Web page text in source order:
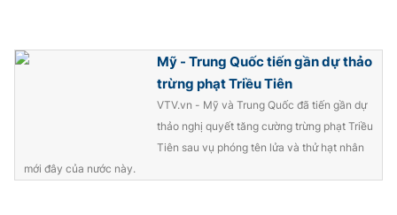
Mỹ - Trung Quốc tiến gần dự thảo
trừng phạt Triều Tiên
VTV.vn - Mỹ và Trung Quốc đã tiến gần dự
thảo nghị quyết tăng cường trừng phạt Triều
Tiên sau vụ phóng tên lửa và thử hạt nhân
mới đây của nước này.